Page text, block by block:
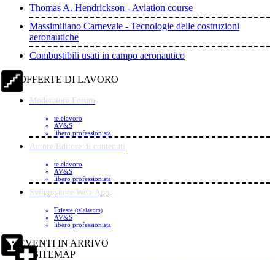
Thomas A. Hendrickson - Aviation course
Massimiliano Carnevale - Tecnologie delle costruzioni
aeronautiche
Combustibili usati in campo aeronautico
OFFERTE DI LAVORO
Moderatore Forum
telelavoro
AV&S
libero professionista
Autore/Editore di contenuti
telelavoro
AV&S
libero professionista
Sviluppatore Web-App
Trieste (telelavoro)
AV&S
libero professionista
EVENTI IN ARRIVO
SITEMAP